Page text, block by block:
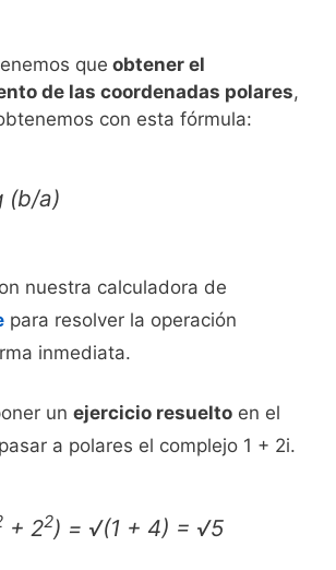
que obtener el
de las coordenadas polares,
con esta fórmula:
(b/a)
nuestra calculadora de
para resolver la operación
inmediata.
un ejercicio resuelto en el
a polares el complejo 1 + 2i.
+ 22) = √(1 + 4) = √5